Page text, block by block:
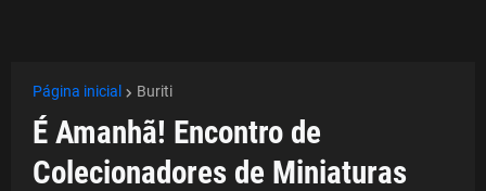
Página inicial Buriti
É Amanhã! Encontro de
Colecionadores de Miniaturas